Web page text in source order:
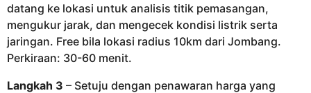
datang ke lokasi untuk analisis titik pemasangan,
mengukur jarak, dan mengecek kondisi listrik serta
jaringan. Free bila lokasi radius 10km dari Jombang.
Perkiraan: 30-60 menit.
Langkah 3 – Setuju dengan penawaran harga yang